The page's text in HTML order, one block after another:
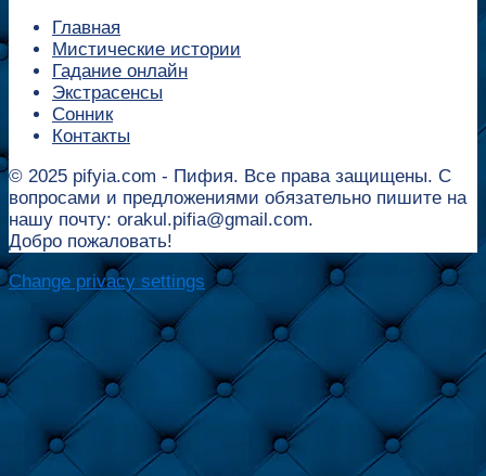
Главная
Мистические истории
Гадание онлайн
Экстрасенсы
Сонник
Контакты
© 2025 pifyia.com - Пифия. Все права защищены. С
вопросами и предложениями обязательно пишите на
нашу почту: orakul.pifia@gmail.com.
Добро пожаловать!
Change privacy settings